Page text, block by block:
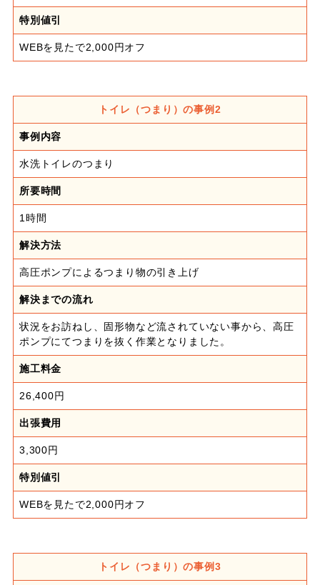
特別値引
WEBを見たで2,000円オフ
トイレ（つまり）の事例2
事例内容
水洗トイレのつまり
所要時間
1時間
解決方法
高圧ポンプによるつまり物の引き上げ
解決までの流れ
状況をお訪ねし、固形物など流されていない事から、高圧
ポンプにてつまりを抜く作業となりました。
施工料金
26,400円
出張費用
3,300円
特別値引
WEBを見たで2,000円オフ
トイレ（つまり）の事例3